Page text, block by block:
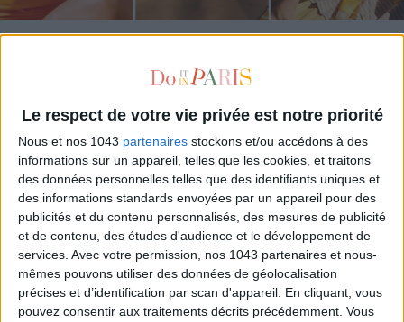
Le respect de votre vie privée est notre priorité
Nous et nos 1043 partenaires stockons et/ou accédons à des
informations sur un appareil, telles que les cookies, et traitons
des données personnelles telles que des identifiants uniques et
des informations standards envoyées par un appareil pour des
publicités et du contenu personnalisés, des mesures de publicité
et de contenu, des études d'audience et le développement de
services. Avec votre permission, nos 1043 partenaires et nous-
mêmes pouvons utiliser des données de géolocalisation
précises et d’identification par scan d'appareil. En cliquant, vous
pouvez consentir aux traitements décrits précédemment. Vous
LES MEILLEURS HÔTELS POUR UN WEEK-END SPA ET GASTRONOMIE